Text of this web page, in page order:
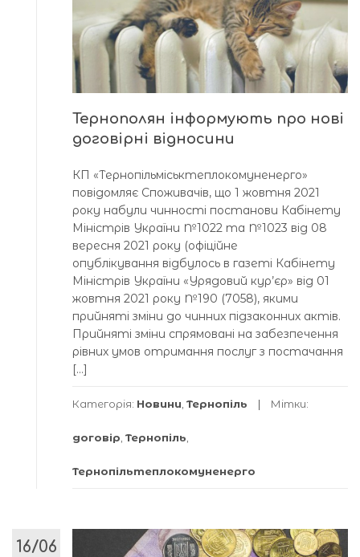
Тернополян інформують про нові
договірні відносини
КП «Тернопільміськтеплокомуненерго»
повідомляє Споживачів, що 1 жовтня 2021
року набули чинності постанови Кабінету
Міністрів України №1022 та №1023 від 08
вересня 2021 року (офіційне
опублікування відбулось в газеті Кабінету
Міністрів України «Урядовий кур’єр» від 01
жовтня 2021 року №190 (7058), якими
прийняті зміни до чинних підзаконних актів.
Прийняті зміни спрямовані на забезпечення
рівних умов отримання послуг з постачання
[…]
Категорія: Новини Тернопіль Мітки:
договір Тернопіль
Тернопільтеплокомуненерго
16/06